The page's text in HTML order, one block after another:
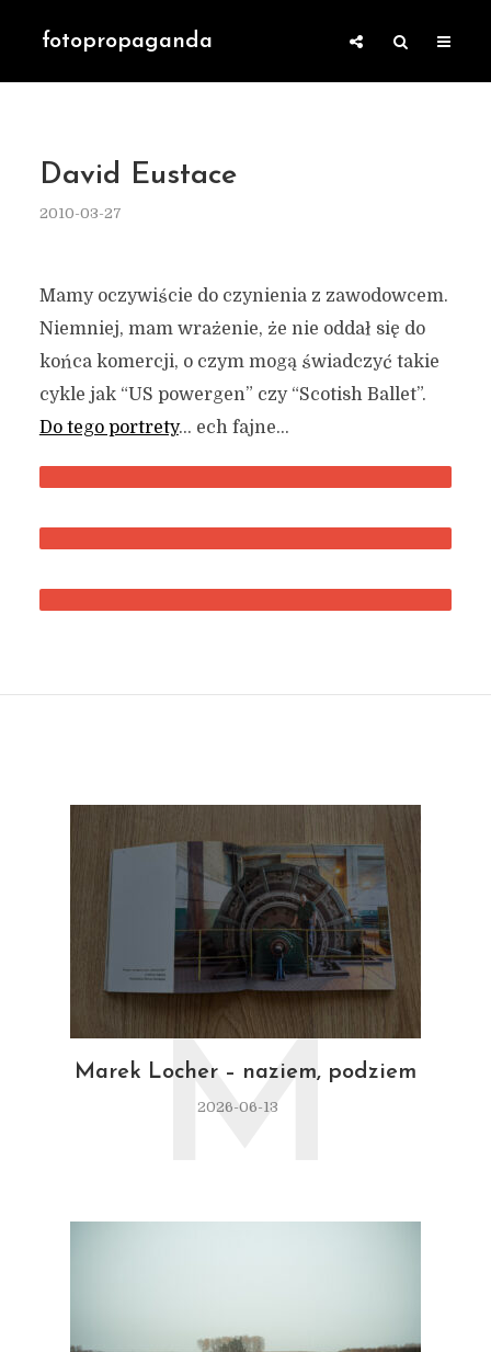
fotopropaganda
David Eustace
2010-03-27
Mamy oczywiście do czynienia z zawodowcem.
Niemniej, mam wrażenie, że nie oddał się do
końca komercji, o czym mogą świadczyć takie
cykle jak “US powergen” czy “Scotish Ballet”.
Do tego portrety… ech fajne…
Marek Locher – naziem, podziem
2026-06-13
M